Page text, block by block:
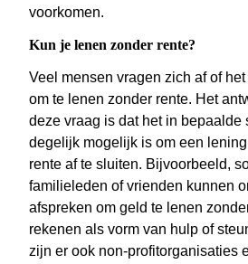
voorkomen.
Kun je lenen zonder rente?
Veel mensen vragen zich af of
om te lenen zonder rente. Het
deze vraag is dat het in bepaalde
degelijk mogelijk is om een
rente af te sluiten. Bijvoorbeeld,
familieleden of vrienden kunnen
afspreken om geld te lenen
rekenen als vorm van hulp of
zijn er ook non-profitorganisaties